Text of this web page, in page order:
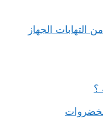
التهابات الجهاز
؟